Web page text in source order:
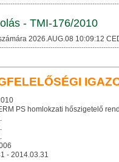
- TMI-176/2010
2026.AUG.08 10:09:12
PS homlokzati hőszigetelő
- 2014.03.31